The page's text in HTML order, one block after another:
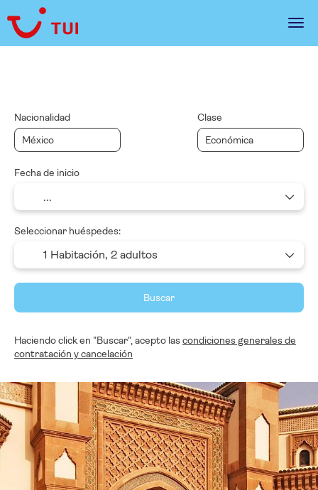
Nacionalidad Clase
Fecha de inicio
Seleccionar huéspedes:
1 Habitación, 2 adultos
Buscar
Haciendo click en "Buscar", acepto lascondiciones generales de
contratación y cancelación